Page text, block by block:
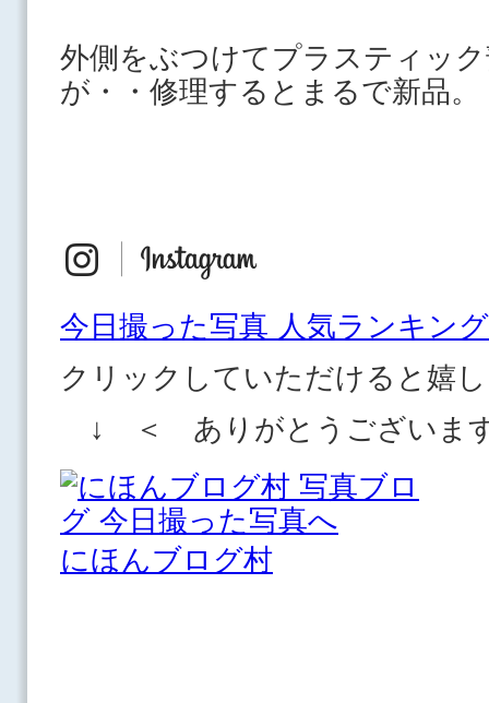
外側をぶつけてプラスティッ
が・・修理するとまるで新品。
今日撮った写真 人気ランキング
クリックしていただけると嬉
↓ ＜ ありがとうございま
にほんブログ村